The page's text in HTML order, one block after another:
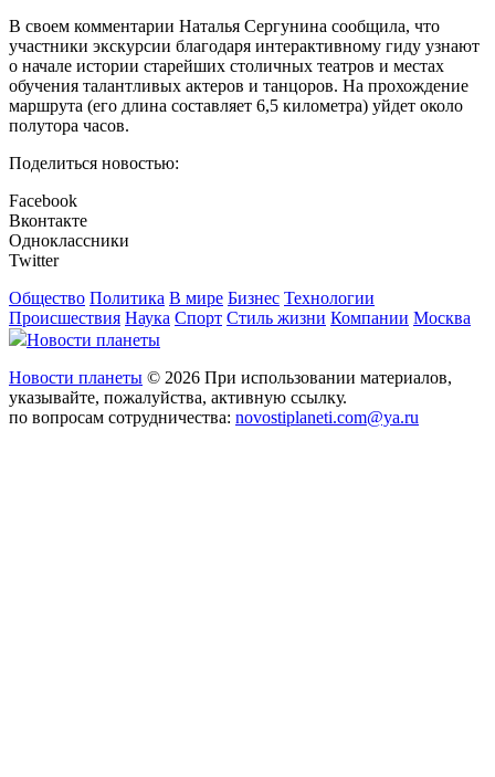
В своем комментарии Наталья Сергунина сообщила, что
участники экскурсии благодаря интерактивному гиду узнают
о начале истории старейших столичных театров и местах
обучения талантливых актеров и танцоров. На прохождение
маршрута (его длина составляет 6,5 километра) уйдет около
полутора часов.
Поделиться новостью:
Facebook
Вконтакте
Одноклассники
Twitter
Общество Политика В мире Бизнес Технологии
Происшествия Наука Спорт Стиль жизни Компании Москва
Новости планеты
Новости планеты © 2026 При использовании материалов,
указывайте, пожалуйства, активную ссылку.
по вопросам сотрудничества: novostiplaneti.com@ya.ru